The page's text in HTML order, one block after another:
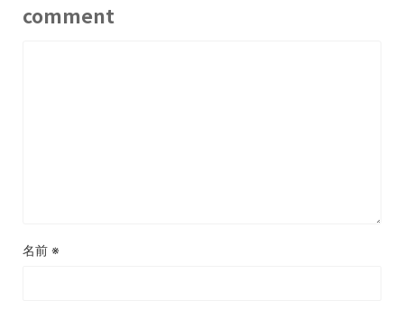
comment
名前 ※